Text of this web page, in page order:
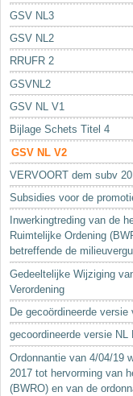
GSV NL3
GSV NL2
RRUFR 2
GSVNL2
GSV NL V1
Bijlage Schets Titel 4
GSV NL V2
VERVOORT dem subv
Subsidies voor de
Inwerkingtreding van de
Ruimtelijke Ordening
betreffende de
Gedeeltelijke Wijziging
Verordening
De gecoördineerde
gecoordineerde versie
Ordonnantie van 4/04/19
2017 tot hervorming van
(BWRO) en van de